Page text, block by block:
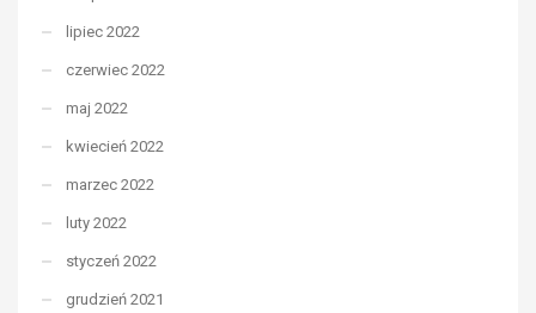
lipiec 2022
czerwiec 2022
maj 2022
kwiecień 2022
marzec 2022
luty 2022
styczeń 2022
grudzień 2021